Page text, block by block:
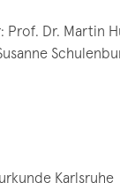
Dr. Martin
Karlsruhe